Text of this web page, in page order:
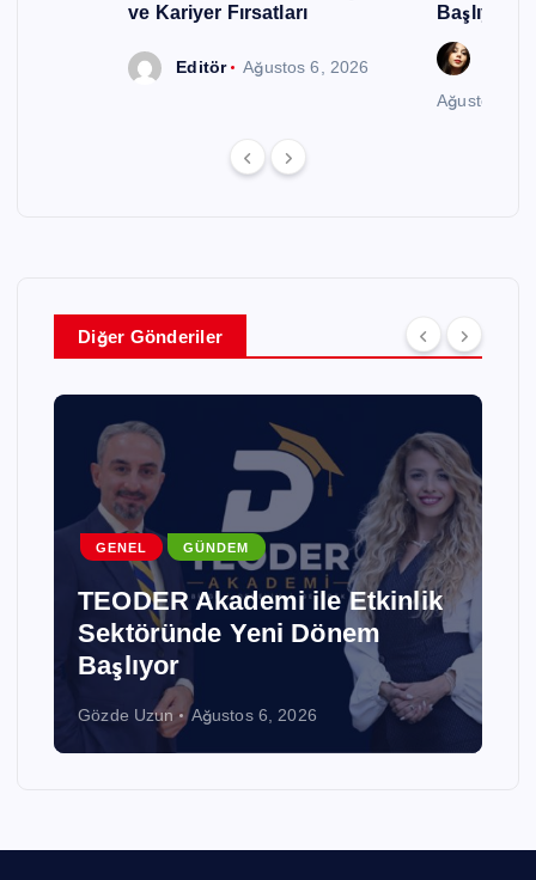
ve Kariyer Fırsatları
Editör Ağustos 6, 2026
Başlıyor
Ağustos 6,
Diğer Gönderiler
GENEL GÜNDEM
TEODER Akademi ile Etkinlik
Sektöründe Yeni Dönem
Başlıyor
Gözde Uzun Ağustos 6, 2026